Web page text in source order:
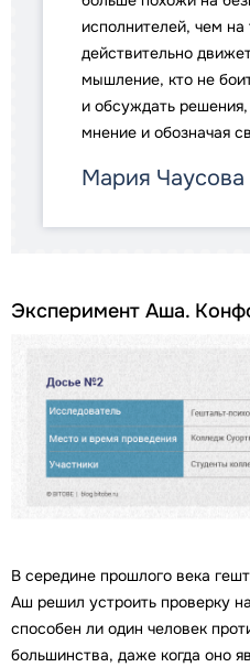
исполнителей, чем на
действительно
мышление, кто не
и обсуждать
мнение и обозначая
Мария Чаусова
Эксперимент Аша.
В середине прошлого века
Аш решил устроить проверку
способен ли один человек
большинства, даже когда оно